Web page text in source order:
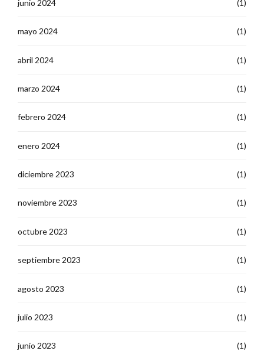
junio 2024 (1)
mayo 2024 (1)
abril 2024 (1)
marzo 2024 (1)
febrero 2024 (1)
enero 2024 (1)
diciembre 2023 (1)
noviembre 2023 (1)
octubre 2023 (1)
septiembre 2023 (1)
agosto 2023 (1)
julio 2023 (1)
junio 2023 (1)